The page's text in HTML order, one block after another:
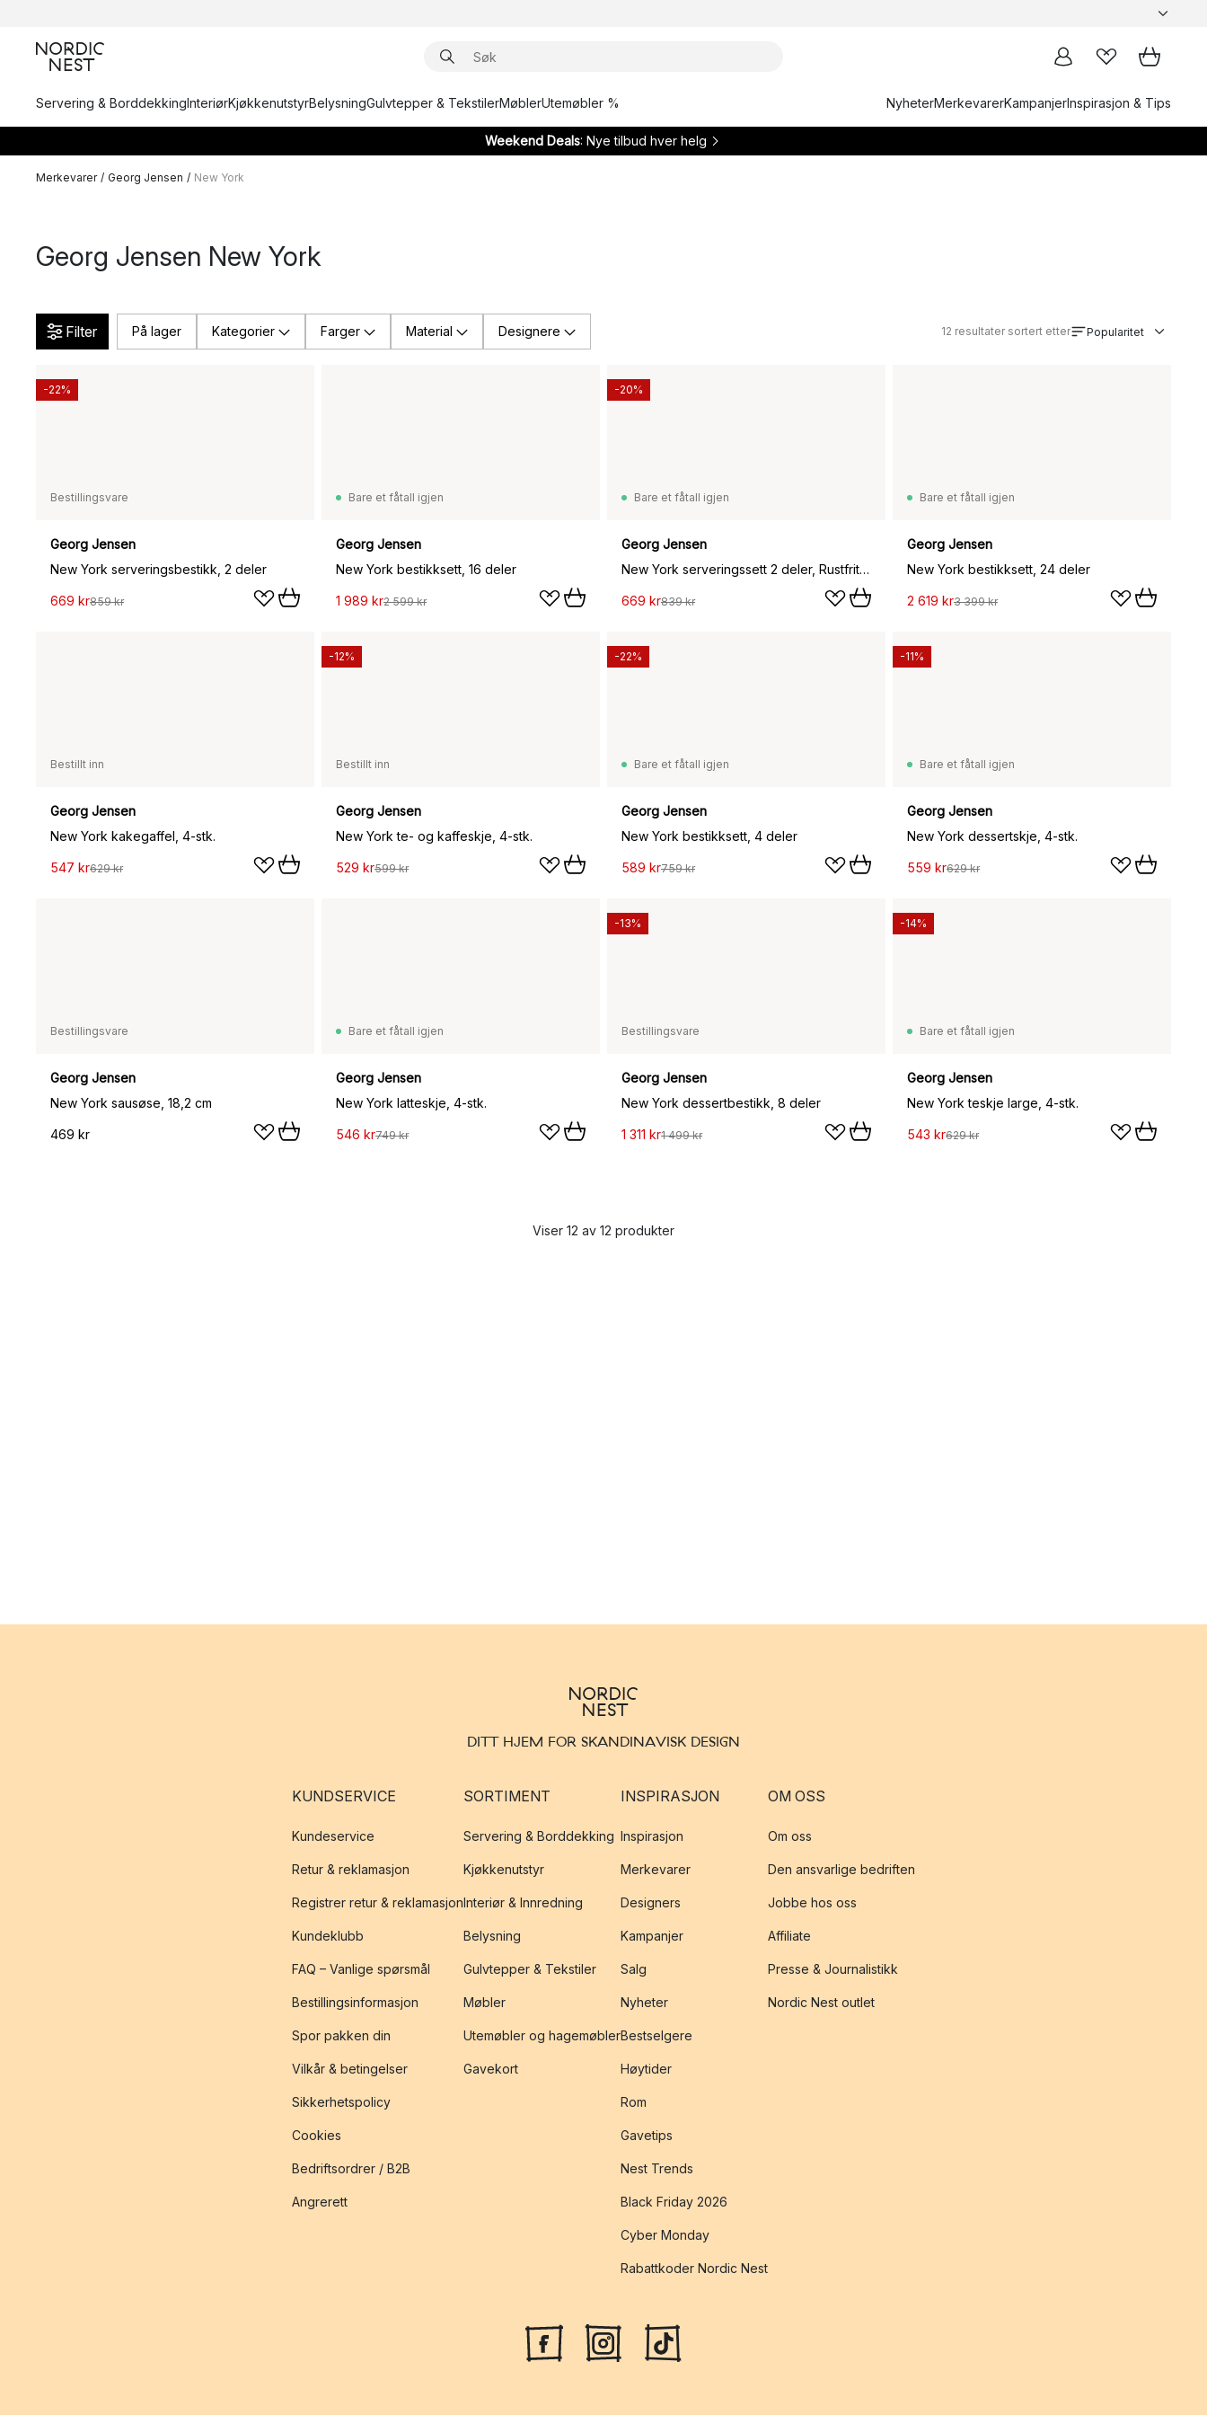
Servering & BorddekkingInteriørKjøkkenutstyrBelysningGulvtepper & TekstilerMøblerUtemøbler % NyheterMerkevarerKampanjerInspirasjon & Tips
Weekend Deals: Nye tilbud hver helg
Merkevarer / Georg Jensen / New York
Georg Jensen New York
Filter På lager Kategorier Farger Material Designere 12 resultater sortert etter Popularitet
Bestillingsvare
Georg Jensen
New York serveringsbestikk, 2 deler
669 kr859 kr
-22%
Bare et fåtall igjen
Georg Jensen
New York bestikksett, 16 deler
1 989 kr2 599 kr
Bare et fåtall igjen
Georg Jensen
New York serveringssett 2 deler, Rustfritt stål
669 kr839 kr
-20%
Bare et fåtall igjen
Georg Jensen
New York bestikksett, 24 deler
2 619 kr3 399 kr
Bestillt inn
Georg Jensen
New York kakegaffel, 4-stk.
547 kr629 kr
Bestillt inn
Georg Jensen
New York te- og kaffeskje, 4-stk.
529 kr599 kr
-12%
Bare et fåtall igjen
Georg Jensen
New York bestikksett, 4 deler
589 kr759 kr
-22%
Bare et fåtall igjen
Georg Jensen
New York dessertskje, 4-stk.
559 kr629 kr
-11%
Bestillingsvare
Georg Jensen
New York sausøse, 18,2 cm
469 kr
Bare et fåtall igjen
Georg Jensen
New York latteskje, 4-stk.
546 kr749 kr
Bestillingsvare
Georg Jensen
New York dessertbestikk, 8 deler
1 311 kr1 499 kr
-13%
Bare et fåtall igjen
Georg Jensen
New York teskje large, 4-stk.
543 kr629 kr
-14%
Viser 12 av 12 produkter
DITT HJEM FOR SKANDINAVISK DESIGN
KUNDSERVICE
Kundeservice
Retur & reklamasjon
Registrer retur & reklamasjon
Kundeklubb
FAQ – Vanlige spørsmål
Bestillingsinformasjon
Spor pakken din
Vilkår & betingelser
Sikkerhetspolicy
Cookies
Bedriftsordrer / B2B
Angrerett
SORTIMENT
Servering & Borddekking
Kjøkkenutstyr
Interiør & Innredning
Belysning
Gulvtepper & Tekstiler
Møbler
Utemøbler og hagemøbler
Gavekort
INSPIRASJON
Inspirasjon
Merkevarer
Designers
Kampanjer
Salg
Nyheter
Bestselgere
Høytider
Rom
Gavetips
Nest Trends
Black Friday 2026
Cyber Monday
Rabattkoder Nordic Nest
OM OSS
Om oss
Den ansvarlige bedriften
Jobbe hos oss
Affiliate
Presse & Journalistikk
Nordic Nest outlet